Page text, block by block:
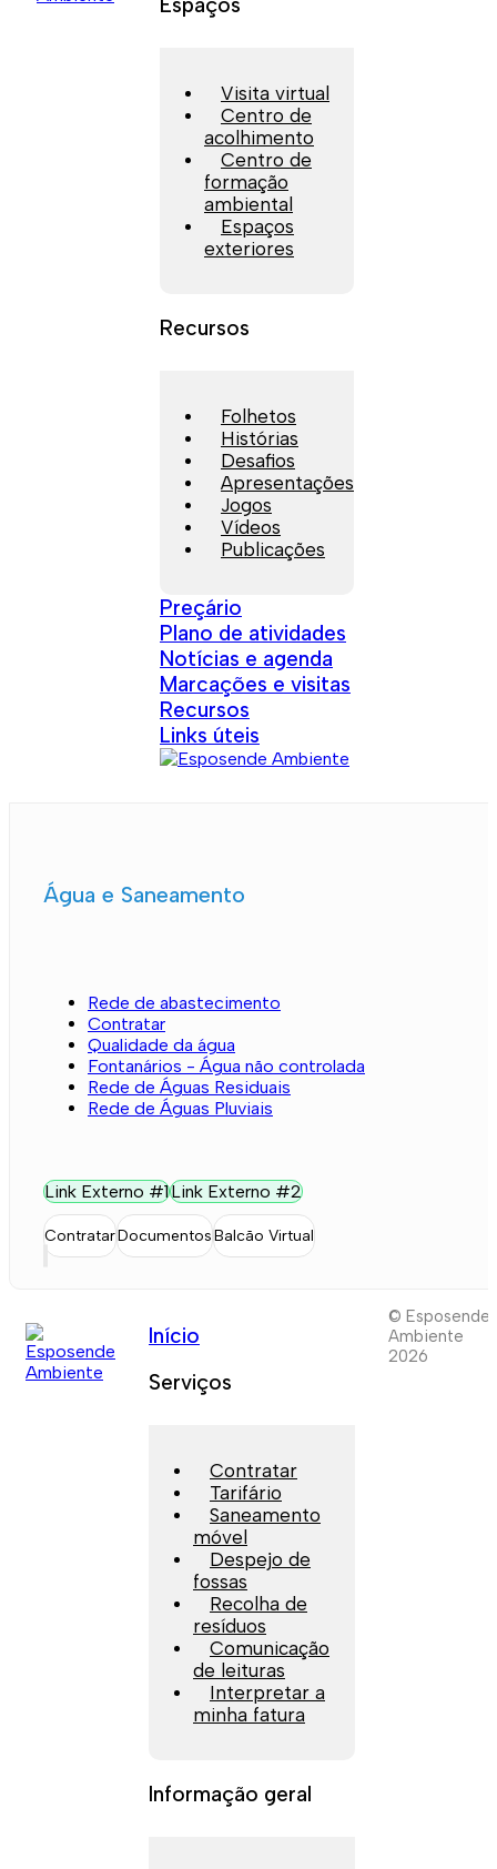
Visita virtual
Centro de
acolhimento
Centro de
formação
ambiental
Espaços
exteriores
Recursos
Folhetos
Histórias
Desafios
Apresentações
Jogos
Vídeos
Publicações
Preçário
Plano de atividades
Notícias e agenda
Marcações e visitas
Recursos
Links úteis
Água e Saneamento
Rede de abastecimento
Contratar
Qualidade da água
Fontanários - Água não controlada
Rede de Águas Residuais
Rede de Águas Pluviais
Link Externo #1Link Externo #2
ContratarDocumentosBalcão Virtual
Início
Serviços
Contratar
Tarifário
Saneamento
móvel
Despejo de
fossas
Recolha de
resíduos
Comunicação
de leituras
Interpretar a
minha fatura
Informação geral
© Esposende
Ambiente
2026